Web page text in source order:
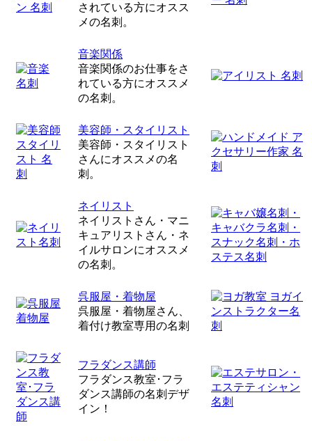
されている方にオスス
メの名刺。
音楽関係
音楽関係のお仕事をさ
れている方にオススメ
の名刺。
美容師・スタイリスト
美容師・スタイリスト
さんにオススメの名
刺。
ネイリスト
ネイリストさん・マニ
キュアリストさん・ネ
イルサロンにオススメ
の名刺。
呉服屋・着物屋
呉服屋・着物屋さん、
着付け教室専用の名刺
フラダンス講師
フラダンス教室･フラ
ダンス講師の名刺デザ
イン！